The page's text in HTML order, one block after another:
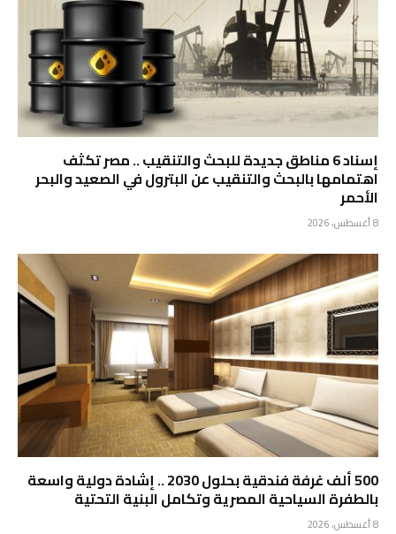
إسناد 6 مناطق جديدة للبحث والتنقيب .. مصر تكثف
اهتمامها بالبحث والتنقيب عن البترول في الصعيد والبحر
الأحمر
8 أغسطس، 2026
500 ألف غرفة فندقية بحلول 2030 .. إشادة دولية واسعة
بالطفرة السياحية المصرية وتكامل البنية التحتية
8 أغسطس، 2026